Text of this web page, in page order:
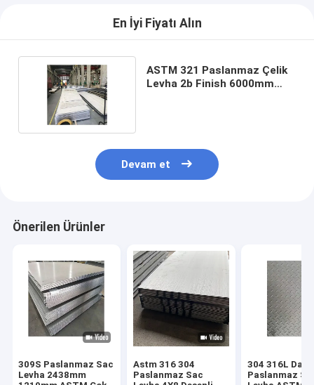
En İyi Fiyatı Alın
ASTM 321 Paslanmaz Çelik
Levha 2b Finish 6000mm
Devam et
Önerilen Ürünler
309S Paslanmaz Sac
Levha 2438mm
Astm 316 304
Paslanmaz Sac
304 316L
Paslanmaz